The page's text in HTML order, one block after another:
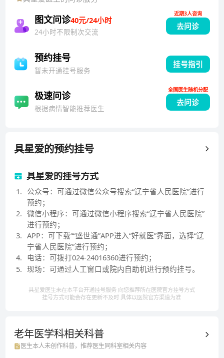
业；2007年毕业于中国医科大学心血管专业，获得硕士
学位；2007年起中国医科大学心血管专业博士生在读。
在国家及省级刊物上发表学术论文10余篇。
图文问诊40元/24小时
24小时不限制次交流
去问诊
近期3人咨询
预约挂号
暂未开通挂号服务
挂号指引
极速问诊
根据病情智能推荐医生
去问诊
全国医生随机分配
具星爱的预约挂号
具星爱的挂号方式
1. 公众号：可通过微信公众号搜索“辽宁省人民医院”进行
预约；
2. 微信小程序：可通过微信小程序搜索“辽宁省人民医院”
进行预约；
3. APP：可下载““盛世通”APP进入“好就医”界面，选择“辽
宁省人民医院”进行预约；
4. 电话：可拨打024-24016360进行预约；
5. 现场：可通过人工窗口或院内自助机进行预约挂号。
具星爱医生未在本平台开通挂号服务 向您推荐所在医院官方挂号方式
挂号方式可能会存在更新不及时 具体以医院官方渠道为准
老年医学科相关科普
医生本人未创作科普，推荐医生同科室相关内容